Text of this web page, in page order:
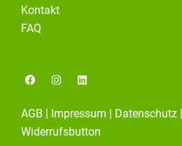
Kontakt
FAQ
F
a
e
b
o
o
I
n
a
g
r
L
i
e
d
i
AGB Impressum Datenschutz
Widerrufsbutton